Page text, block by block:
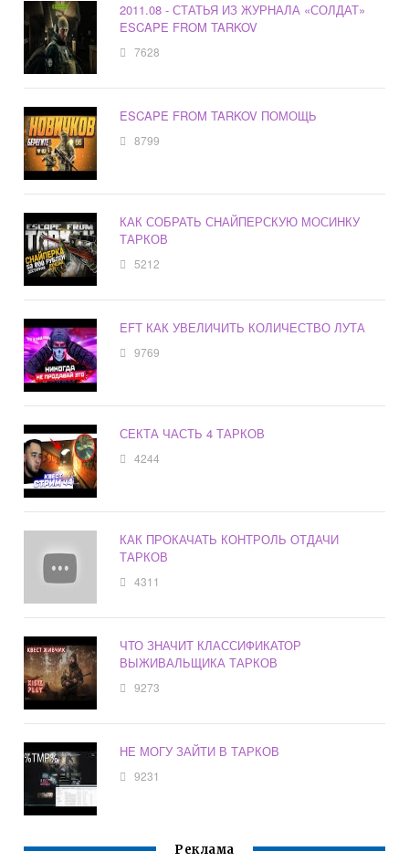
2011.08 - СТАТЬЯ ИЗ ЖУРНАЛА «СОЛДАТ»
ESCAPE FROM TARKOV
7628
ESCAPE FROM TARKOV ПОМОЩЬ
8799
КАК СОБРАТЬ СНАЙПЕРСКУЮ МОСИНКУ
ТАРКОВ
5212
EFT КАК УВЕЛИЧИТЬ КОЛИЧЕСТВО ЛУТА
9769
СЕКТА ЧАСТЬ 4 ТАРКОВ
4244
КАК ПРОКАЧАТЬ КОНТРОЛЬ ОТДАЧИ
ТАРКОВ
4311
ЧТО ЗНАЧИТ КЛАССИФИКАТОР
ВЫЖИВАЛЬЩИКА ТАРКОВ
9273
НЕ МОГУ ЗАЙТИ В ТАРКОВ
9231
Реклама